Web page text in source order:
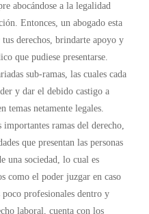
abocándose a la legalidad
Entonces, un abogado esta
derechos, brindarte apoyo y
que pudiese presentarse.
sub-ramas, las cuales cada
y dar el debido castigo a
temas netamente legales.
ramas del derecho,
que presentan las personas
una sociedad, lo cual es
como el poder juzgar en caso
profesionales dentro y
laboral, cuenta con los